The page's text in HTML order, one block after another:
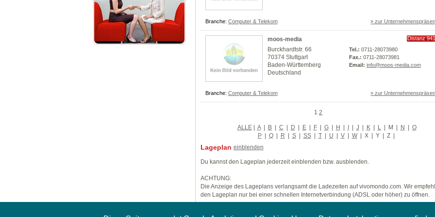
Branche: Computer & Telekom » zur
moos-media
Distanz
Burckhardtstr. 66
70374 Stuttgart
Baden-Württemberg
Deutschland
Tel.: 0711-28073980
Fax.: 0711-28073981
Email: info@moos-media.com
Branche: Computer & Telekom » zur
1 2
ALLE| A | B | C | D | E | F | G | H | I | J | K | L | M | N | O
P | Q | R | S | SS | T | U | V | W | X | Y | Z |
Lageplan einblenden
Du kannst den Lageplan jederzeit einblenden bzw. ausblenden.
ACHTUNG:
Die Anzeige des Lageplans verlangsamt die Ladezeiten auf vivomondo.com. Wir
den Lageplan nur bei einer schnellen Internetverbindung (ADSL oder höher) zu öffnen.